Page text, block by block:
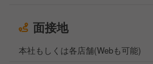
面接地
本社もしくは各店舗(Webも可能)